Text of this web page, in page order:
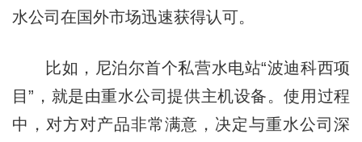
水公司在国外市场迅速获得认可。
比如，尼泊尔首个私营水电站“波迪科西项
目”，就是由重水公司提供主机设备。使用过程
中，对方对产品非常满意，决定与重水公司深